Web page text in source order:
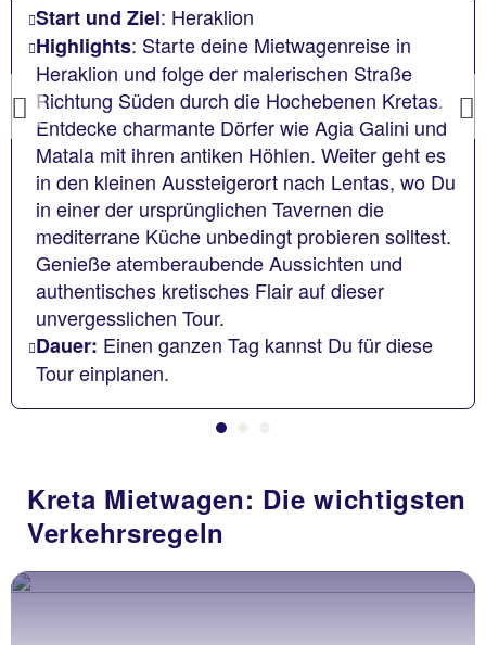
Previous
Start und Ziel: Heraklion
Highlights: Starte deine Mietwagenreise in
Heraklion und folge der malerischen Straße
Richtung Süden durch die Hochebenen Kretas.
Entdecke charmante Dörfer wie Agia Galini und
Matala mit ihren antiken Höhlen. Weiter geht es
in den kleinen Aussteigerort nach Lentas, wo Du
in einer der ursprünglichen Tavernen die
mediterrane Küche unbedingt probieren solltest.
Genieße atemberaubende Aussichten und
authentisches kretisches Flair auf dieser
unvergesslichen Tour.
Dauer: Einen ganzen Tag kannst Du für diese
Tour einplanen.
Kreta Mietwagen: Die wichtigsten
Verkehrsregeln